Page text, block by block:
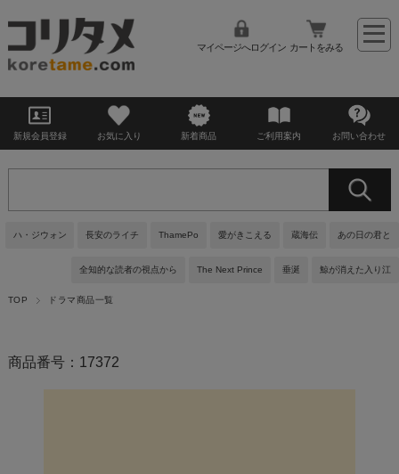
マイページへログイン カートをみる
新規会員登録 お気に入り 新着商品 ご利用案内 お問い合わせ
ハ・ジウォン 長安のライチ ThamePo 愛がきこえる 蔵海伝 あの日の君と
全知的な読者の視点から The Next Prince 垂涎 鯨が消えた入り江
TOP ドラマ商品一覧
商品番号：17372